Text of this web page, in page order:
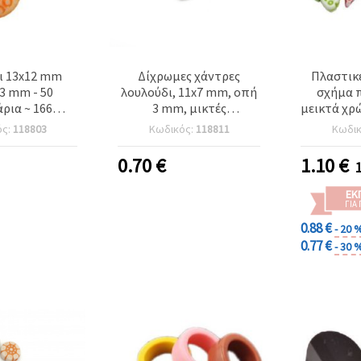
mm - 50
~ 166
μίξ
118803
Δίχρωμες χάντρες
λουλούδι, 11x7 mm, οπή
3 mm, μικτές
αποχρώσεις - 20 γρ. (~70
τεμ.)
Κωδικός: 118811
0.70€
σχήμα
μεικτά
mm,
1.10€
0.88 €- 20
0.77 €- 30